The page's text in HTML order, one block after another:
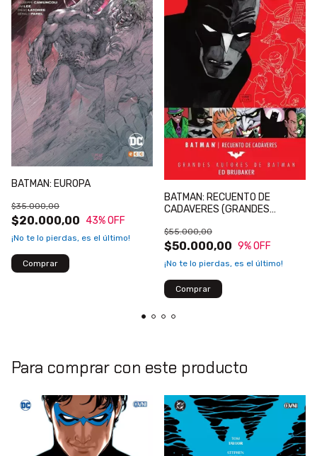
BATMAN: EUROPA
$20.000,00
$35.000,00
43% OFF
¡No te lo pierdas, es el último!
BATMAN: RECUENTO DE
CADAVERES (GRANDES
$50.000,00
$55.000,00
9% OFF
¡No te lo pierdas, es el último!
Para comprar con este producto